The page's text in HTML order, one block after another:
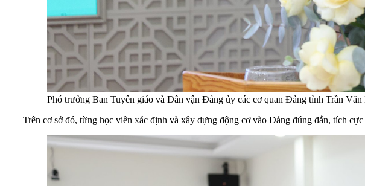
Phó trưởng Ban Tuyên giáo và Dân vận Đảng ủy các cơ quan Đảng tỉnh Trần
Trên cơ sở đó, từng học viên xác định và xây dựng động cơ vào Đảng đúng đắn, tích